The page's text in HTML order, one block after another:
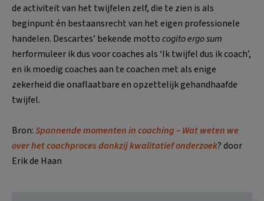
de activiteit van het twijfelen zelf, die te zien is als
beginpunt én bestaansrecht van het eigen professionele
handelen. Descartes’ bekende mottocogito ergo sum
herformuleer ik dus voor coaches als ‘Ik twijfel dus ik coach’,
en ik moedig coaches aan te coachen met als enige
zekerheid die onaflaatbare en opzettelijk gehandhaafde
twijfel.
Bron:Spannende momenten in coaching – Wat weten we
over het coachproces dankzij kwalitatief onderzoek? door
Erik de Haan